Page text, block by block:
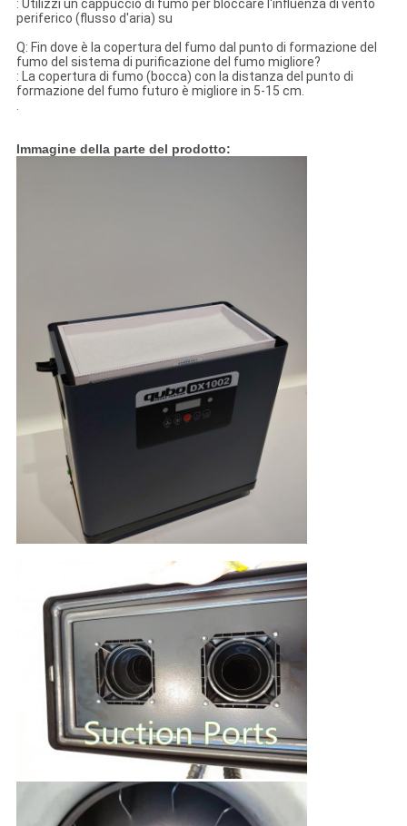
: Utilizzi un cappuccio di fumo per bloccare l'influenza di vento
periferico (flusso d'aria) su
Q: Fin dove è la copertura del fumo dal punto di formazione del
fumo del sistema di purificazione del fumo migliore?
: La copertura di fumo (bocca) con la distanza del punto di
formazione del fumo futuro è migliore in 5-15 cm.
.
Immagine della parte del prodotto: